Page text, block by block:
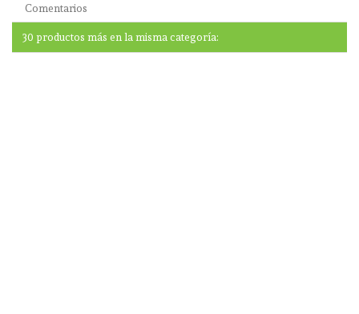
Comentarios
30 productos más en la misma categoría: